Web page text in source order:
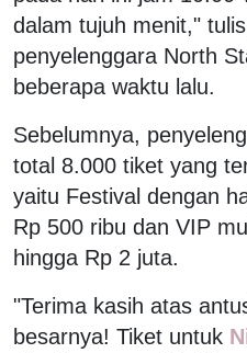
dalam tujuh menit,"
penyelenggara North
beberapa waktu lalu.
Sebelumnya,
total 8.000 tiket yang
yaitu Festival dengan
Rp 500 ribu dan VIP
hingga Rp 2 juta.
"Terima kasih atas
besarnya! Tiket untuk